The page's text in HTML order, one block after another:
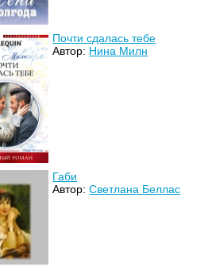
Почти сдалась тебе
Автор: Нина Милн
Габи
Автор:Светлана Беллас